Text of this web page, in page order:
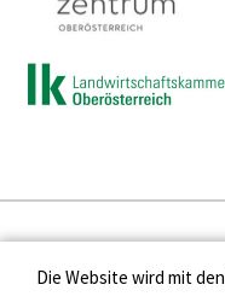
Die Website wird mit